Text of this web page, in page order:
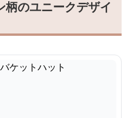
柄のユニークデザイ